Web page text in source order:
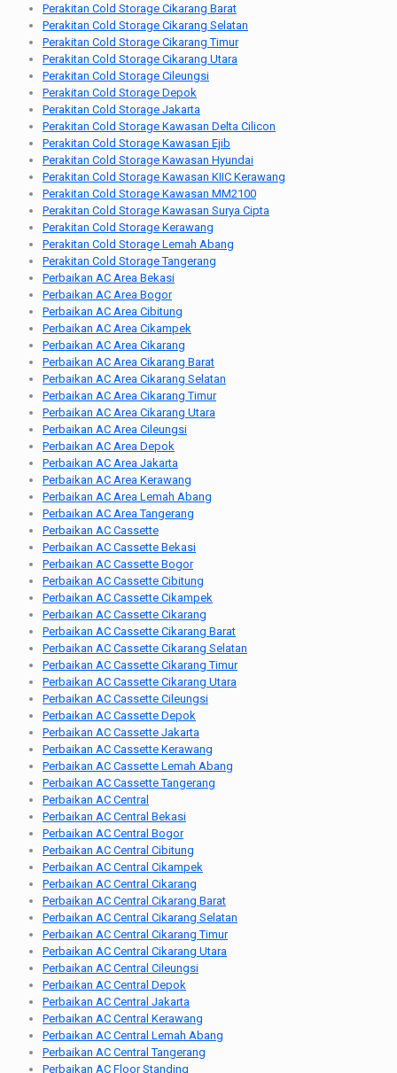
Perakitan Cold Storage Cikarang Barat
Perakitan Cold Storage Cikarang Selatan
Perakitan Cold Storage Cikarang Timur
Perakitan Cold Storage Cikarang Utara
Perakitan Cold Storage Cileungsi
Perakitan Cold Storage Depok
Perakitan Cold Storage Jakarta
Perakitan Cold Storage Kawasan Delta Cilicon
Perakitan Cold Storage Kawasan Ejib
Perakitan Cold Storage Kawasan Hyundai
Perakitan Cold Storage Kawasan KIIC Kerawang
Perakitan Cold Storage Kawasan MM2100
Perakitan Cold Storage Kawasan Surya Cipta
Perakitan Cold Storage Kerawang
Perakitan Cold Storage Lemah Abang
Perakitan Cold Storage Tangerang
Perbaikan AC Area Bekasi
Perbaikan AC Area Bogor
Perbaikan AC Area Cibitung
Perbaikan AC Area Cikampek
Perbaikan AC Area Cikarang
Perbaikan AC Area Cikarang Barat
Perbaikan AC Area Cikarang Selatan
Perbaikan AC Area Cikarang Timur
Perbaikan AC Area Cikarang Utara
Perbaikan AC Area Cileungsi
Perbaikan AC Area Depok
Perbaikan AC Area Jakarta
Perbaikan AC Area Kerawang
Perbaikan AC Area Lemah Abang
Perbaikan AC Area Tangerang
Perbaikan AC Cassette
Perbaikan AC Cassette Bekasi
Perbaikan AC Cassette Bogor
Perbaikan AC Cassette Cibitung
Perbaikan AC Cassette Cikampek
Perbaikan AC Cassette Cikarang
Perbaikan AC Cassette Cikarang Barat
Perbaikan AC Cassette Cikarang Selatan
Perbaikan AC Cassette Cikarang Timur
Perbaikan AC Cassette Cikarang Utara
Perbaikan AC Cassette Cileungsi
Perbaikan AC Cassette Depok
Perbaikan AC Cassette Jakarta
Perbaikan AC Cassette Kerawang
Perbaikan AC Cassette Lemah Abang
Perbaikan AC Cassette Tangerang
Perbaikan AC Central
Perbaikan AC Central Bekasi
Perbaikan AC Central Bogor
Perbaikan AC Central Cibitung
Perbaikan AC Central Cikampek
Perbaikan AC Central Cikarang
Perbaikan AC Central Cikarang Barat
Perbaikan AC Central Cikarang Selatan
Perbaikan AC Central Cikarang Timur
Perbaikan AC Central Cikarang Utara
Perbaikan AC Central Cileungsi
Perbaikan AC Central Depok
Perbaikan AC Central Jakarta
Perbaikan AC Central Kerawang
Perbaikan AC Central Lemah Abang
Perbaikan AC Central Tangerang
Perbaikan AC Floor Standing